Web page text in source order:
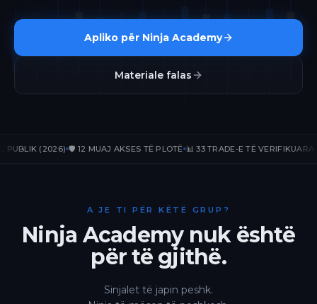
Apliko për Ninja Academy
Materiale falas
(2026) 🛡️ 12 MUAJ AKSES TË PLOTË 📊 33 TRADE-E TË VERIFIKUARA 📈
A JE TI PËR KËTË GRUP?
Ninja Academy nuk është
për të gjithë.
Sinjalet të japin peshk.